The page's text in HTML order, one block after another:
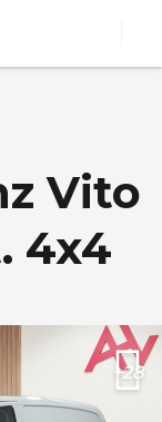
Vito
4x4
+28